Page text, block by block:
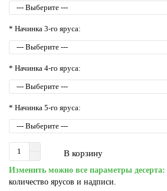
* Начинка 3-го яруса:
* Начинка 4-го яруса:
* Начинка 5-го яруса:
В корзину
Изменить можно все параметры десерта:
количество ярусов и надписи.